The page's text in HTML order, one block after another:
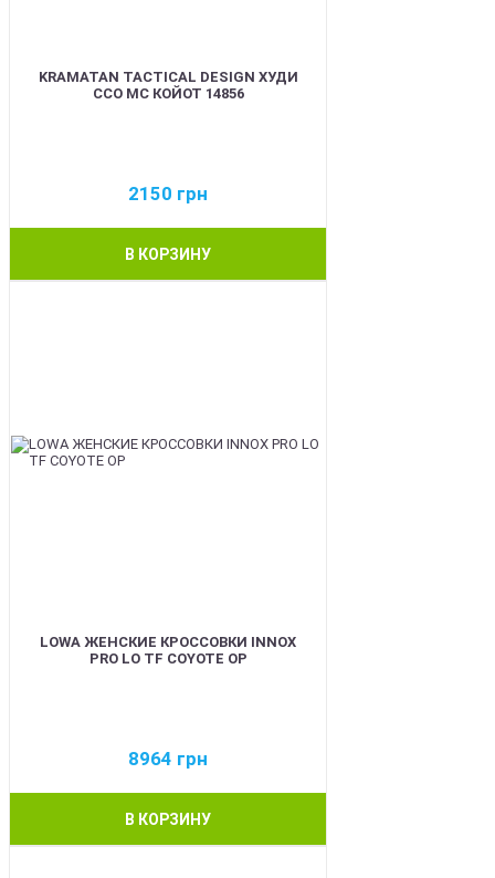
KRAMATAN TACTICAL DESIGN ХУДИ
ССО МС КОЙОТ 14856
2150 грн
В КОРЗИНУ
LOWA ЖЕНСКИЕ КРОССОВКИ INNOX
PRO LO TF COYOTE OP
8964 грн
В КОРЗИНУ